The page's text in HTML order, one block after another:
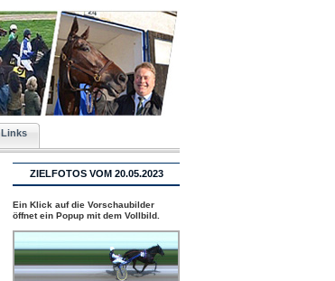
Links
ZIELFOTOS VOM 20.05.2023
Ein Klick auf die Vorschaubilder
öffnet ein Popup mit dem Vollbild.